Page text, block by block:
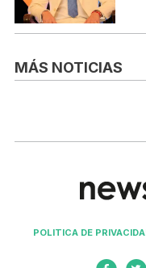
MÁS NOTICIAS
POLITICA DE